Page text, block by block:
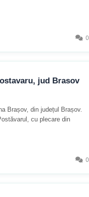
0
jud Brasov
Brașov, din județul Brașov.
cu plecare din
0